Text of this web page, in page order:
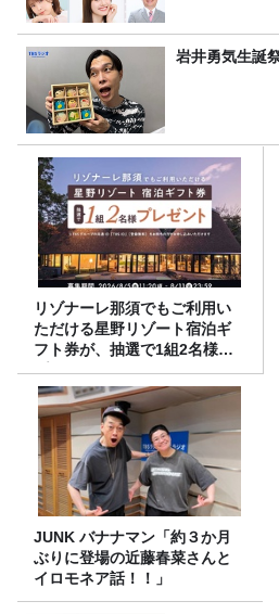
岩井勇気生誕
リゾナーレ那須でもご利用い
ただける星野リゾート宿泊ギ
フト券が、抽選で1組2名様に
プレゼント！
JUNK バナナマン「約３か月
ぶりに登場の近藤春菜さんと
イロモネア話！！」